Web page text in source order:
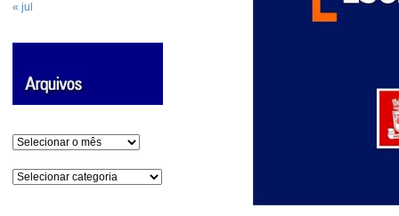
« jul
Arquivos
Categorias